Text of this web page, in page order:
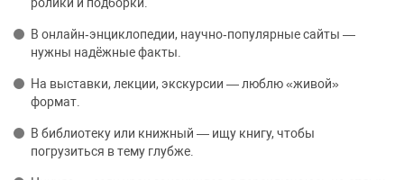
В онлайн‑энциклопедии, научно‑популярные сайты —
нужны надёжные факты.
На выставки, лекции, экскурсии — люблю «живой»
формат.
В библиотеку или книжный — ищу книгу, чтобы
погрузиться в тему глубже.